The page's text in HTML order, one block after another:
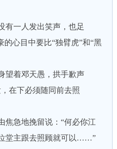
一人发出笑声，也足
的心目中要比“独臂虎”和“黑
着邓天愚，拱手歉声
在下必须随同前去照
急地挽留说：“何必你江
堂主跟去照顾就可以……”